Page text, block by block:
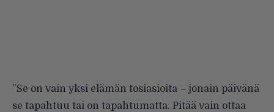
”Se on vain yksi elämän tosiasioita – jonain päivänä
se tapahtuu tai on tapahtumatta. Pitää vain ottaa